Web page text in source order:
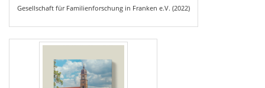
Gesellschaft für Familienforschung in Franken e.V. (2022)